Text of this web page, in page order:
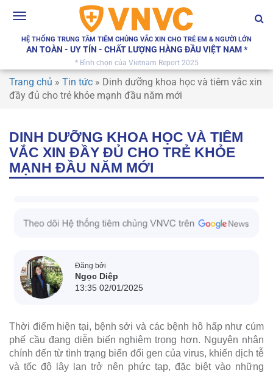
Toggle
HỆ THỐNG TRUNG TÂM TIÊM CHỦNG VẮC XIN CHO TRẺ EM & NGƯỜI LỚN
AN TOÀN - UY TÍN - CHẤT LƯỢNG HÀNG ĐẦU VIỆT NAM *
* Bình chọn của Vietnam Report 2025
Trang chủ » Tin tức » Dinh dưỡng khoa học và tiêm vắc xin
đầy đủ cho trẻ khỏe mạnh đầu năm mới
DINH DƯỠNG KHOA HỌC VÀ TIÊM
VẮC XIN ĐẦY ĐỦ CHO TRẺ KHỎE
MẠNH ĐẦU NĂM MỚI
Đăng bởi
Ngọc Diệp
13:35 02/01/2025
Thời điểm hiện tại, bệnh sởi và các bệnh hô hấp như cúm
phế cầu đang diễn biến nghiêm trọng hơn. Nguyên nhân
chính đến từ tình trạng biến đổi gen của virus, khiến dịch tễ
và tốc độ lây lan trở nên phức tạp, đặc biệt vào những